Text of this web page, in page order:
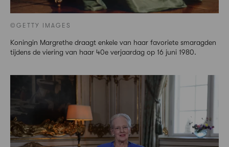
©GETTY IMAGES
Koningin Margrethe draagt enkele van haar favoriete smaragden
tijdens de viering van haar 40e verjaardag op 16 juni 1980.